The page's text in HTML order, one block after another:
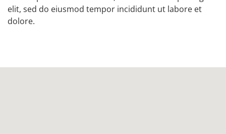
elit, sed do eiusmod tempor incididunt ut labore et
dolore.